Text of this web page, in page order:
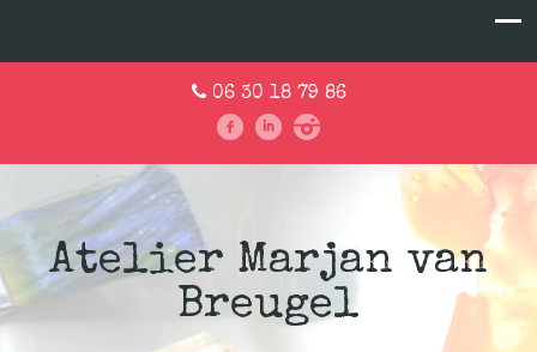
06 30 18 79 86
Atelier Marjan van
Breugel